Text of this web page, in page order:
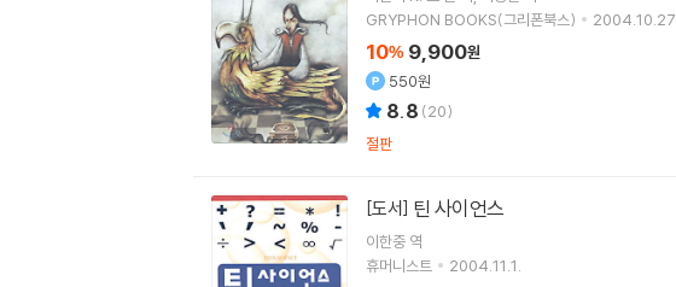
GRYPHON BOOKS(그리폰북스)
2004.10.27.
10% 9,900원
550원
8.8 (20)
절판
[도서] 틴 사이언스
이한중 역
휴머니스트
2004.11.1.